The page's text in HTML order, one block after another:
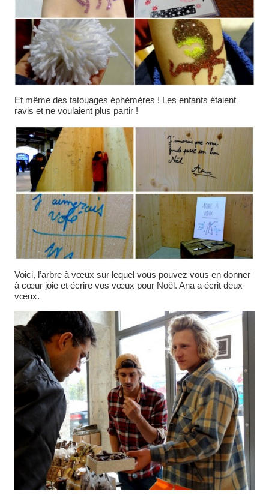
Et même des tatouages éphémères ! Les enfants étaient
ravis et ne voulaient plus partir !
Voici, l’arbre à vœux sur lequel vous pouvez vous en donner
à cœur joie et écrire vos vœux pour Noël. Ana a écrit deux
vœux.